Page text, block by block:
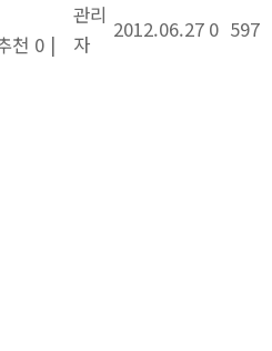
천 0 |
관리
자
2012.06.27 0 597